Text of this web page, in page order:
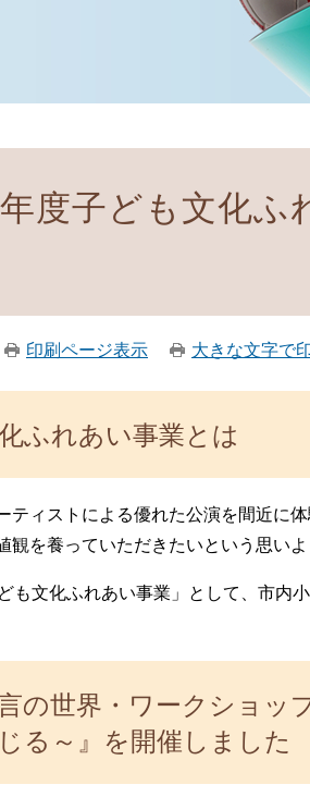
度子ども文化ふ
印刷ページ表示 大きな文字で
ふれあい事業とは
ティストによる優れた公演を間近に
観を養っていただきたいという思い
も文化ふれあい事業」として、市内
言の世界・ワークショ
る～』を開催しました